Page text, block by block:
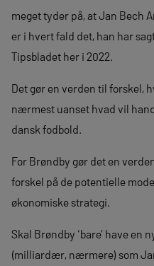
meget tyder på, at Jan Bech
er i hvert fald det, han har
Tipsbladet her i 2022.
Det gør en verden til forskel,
nærmest uanset hvad vil
dansk fodbold.
For Brøndby gør det en
forskel på de potentielle
økonomiske strategi.
Skal Brøndby ‘bare’ have
(milliardær, nærmere) som